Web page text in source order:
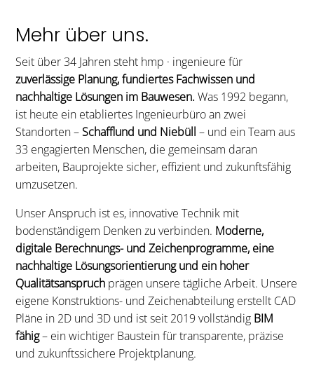
Mehr über uns.
Seit über 34 Jahren steht hmp · ingenieure für
zuverlässige Planung, fundiertes Fachwissen und
nachhaltige Lösungen im Bauwesen. Was 1992 begann,
ist heute ein etabliertes Ingenieurbüro an zwei
Standorten –Schafflund und Niebüll – und ein Team aus
33 engagierten Menschen, die gemeinsam daran
arbeiten, Bauprojekte sicher, effizient und zukunftsfähig
umzusetzen.
Unser Anspruch ist es, innovative Technik mit
bodenständigem Denken zu verbinden. Moderne,
digitale Berechnungs- und Zeichenprogramme, eine
nachhaltige Lösungsorientierung und ein hoher
Qualitätsanspruch prägen unsere tägliche Arbeit. Unsere
eigene Konstruktions- und Zeichenabteilung erstellt CAD
Pläne in 2D und 3D und ist seit 2019 vollständig BIM
fähig– ein wichtiger Baustein für transparente, präzise
und zukunftssichere Projektplanung.